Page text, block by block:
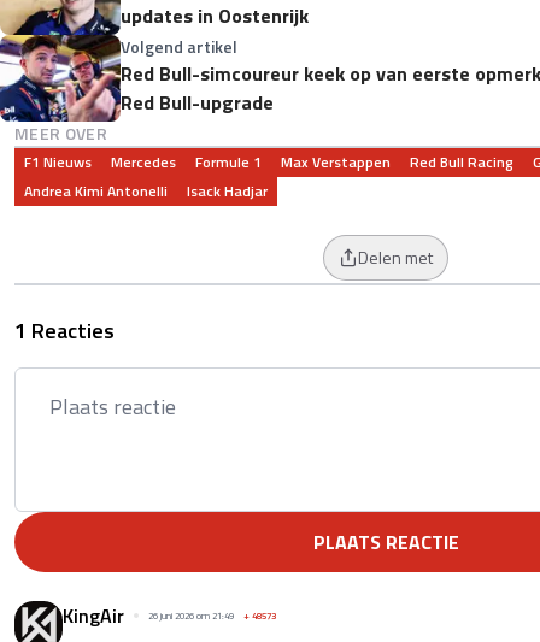
updates in Oostenrijk
Volgend artikel
Red Bull-simcoureur keek op van eerste
Red Bull-upgrade
MEER OVER
F1 Nieuws Mercedes Formule 1 Max Verstappen Red Bull Racing
Andrea Kimi Antonelli
Isack Hadjar
Delen met
1 Reacties
PLAATS REACTIE
KingAir 26 juni 2026 om 21:49 +48573